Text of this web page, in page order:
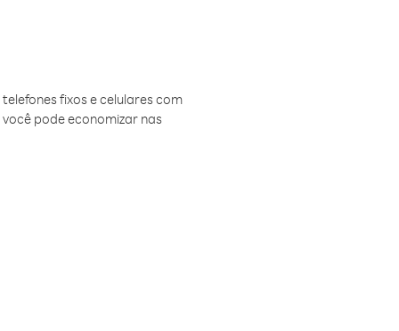
fixos e celulares com
pode economizar nas